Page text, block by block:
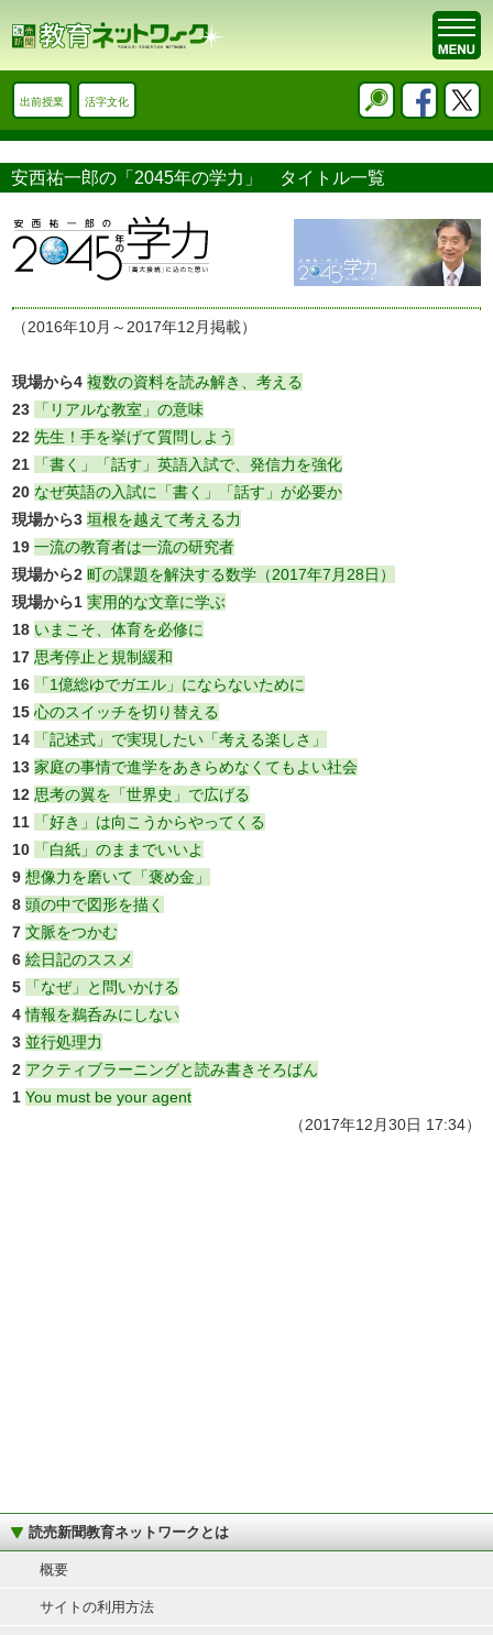
出前授業 活字文化
安西祐一郎の「2045年の学力」 タイトル一覧
（2016年10月～2017年12月掲載）
現場から4 複数の資料を読み解き、考える
23
「リアルな教室」の意味
22 先生！手を挙げて質問しよう
21
「書く」「話す」英語入試で、発信力を強化
20 なぜ英語の入試に「書く」「話す」が必要か
現場から3 垣根を越えて考える力
19 一流の教育者は一流の研究者
現場から2 町の課題を解決する数学（2017年7月28日）
現場から1 実用的な文章に学ぶ
18 いまこそ、体育を必修に
17 思考停止と規制緩和
16
「1億総ゆでガエル」にならないために
15 心のスイッチを切り替える
14
「記述式」で実現したい「考える楽しさ」
13 家庭の事情で進学をあきらめなくてもよい社会
12 思考の翼を「世界史」で広げる
11
「好き」は向こうからやってくる
10
「白紙」のままでいいよ
9 想像力を磨いて「褒め金」
8 頭の中で図形を描く
7 文脈をつかむ
6 絵日記のススメ
5
「なぜ」と問いかける
4 情報を鵜呑みにしない
3 並行処理力
2 アクティブラーニングと読み書きそろばん
1 You must be your agent
（2017年12月30日 17:34）
読売新聞教育ネットワークとは
概要
サイトの利用方法